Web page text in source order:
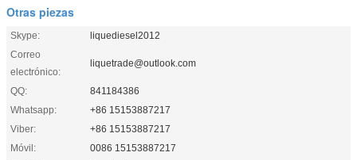
Otras piezas
Skype:
liquediesel2012
Correo
electrónico:
liquetrade@outlook.com
QQ:
841184386
Whatsapp:
+86 15153887217
Viber:
+86 15153887217
Móvil:
0086 15153887217